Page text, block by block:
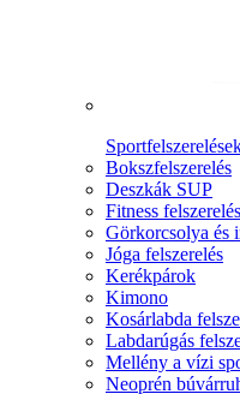
Bokszfelszerelés
Deszkák SUP
Fitness felszerelés
Görkorcsolya és
Jóga felszerelés
Kerékpárok
Kimono
Kosárlabda
Labdarúgás
Mellény a vízi
Neoprén